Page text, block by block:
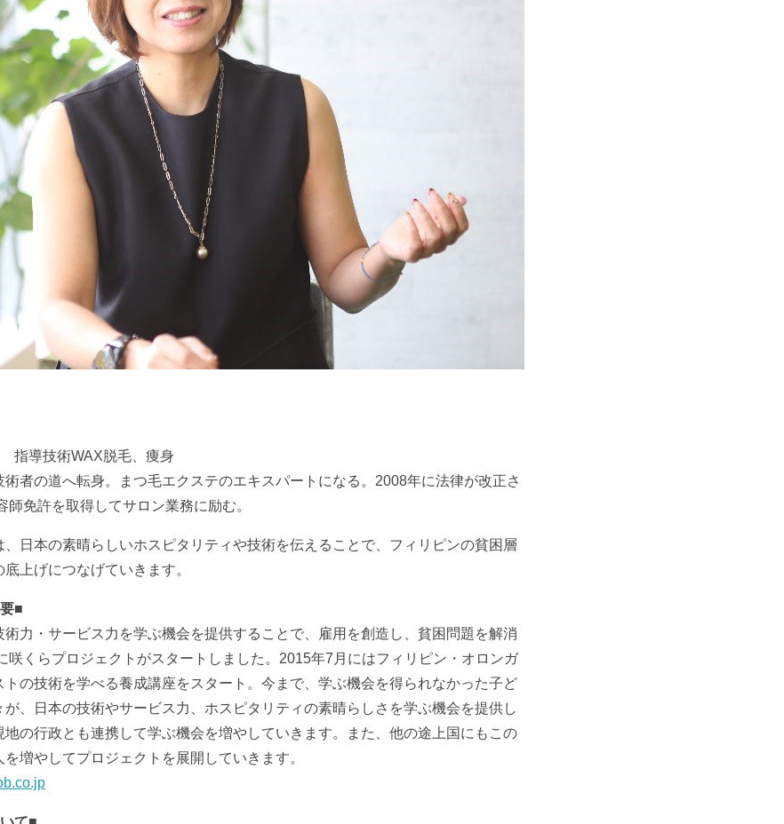
指導技術WAX脱毛、痩身
者の道へ転身。まつ毛エクステのエキスパートになる。2008年に法律が改正さ
師免許を取得してサロン業務に励む。
、日本の素晴らしいホスピタリティや技術を伝えることで、フィリピンの貧困層
上げにつなげていきます。
■
術力・サービス力を学ぶ機会を提供することで、雇用を創造し、貧困問題を解消
咲くらプロジェクトがスタートしました。2015年7月にはフィリピン・オロンガ
の技術を学べる養成講座をスタート。今まで、学ぶ機会を得られなかった子ど
が、日本の技術やサービス力、ホスピタリティの素晴らしさを学ぶ機会を提供し
の行政とも連携して学ぶ機会を増やしていきます。また、他の途上国にもこの
増やしてプロジェクトを展開していきます。